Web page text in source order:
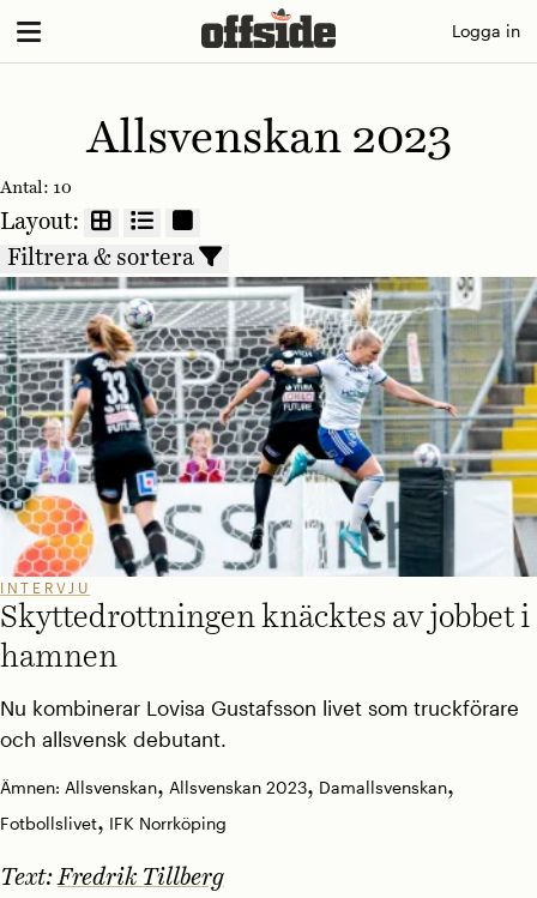
Skip
Logga in
Allsvenskan 2023
Antal: 10
Layout:
Filtrera & sortera
INTERVJU
Skytte­drottningen knäcktes av jobbet i
hamnen
Nu kombinerar Lovisa Gustafsson livet som truckförare
och allsvensk debutant.
Ämnen: Allsvenskan, Allsvenskan 2023, Damallsvenskan,
Fotbollslivet, IFK Norrköping
Text: Fredrik Tillberg